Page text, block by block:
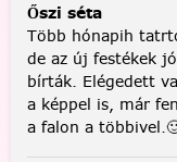
Őszi séta
Több hónapih
de az új festékek
bírták. Elégedett
a képpel is, már
a falon a